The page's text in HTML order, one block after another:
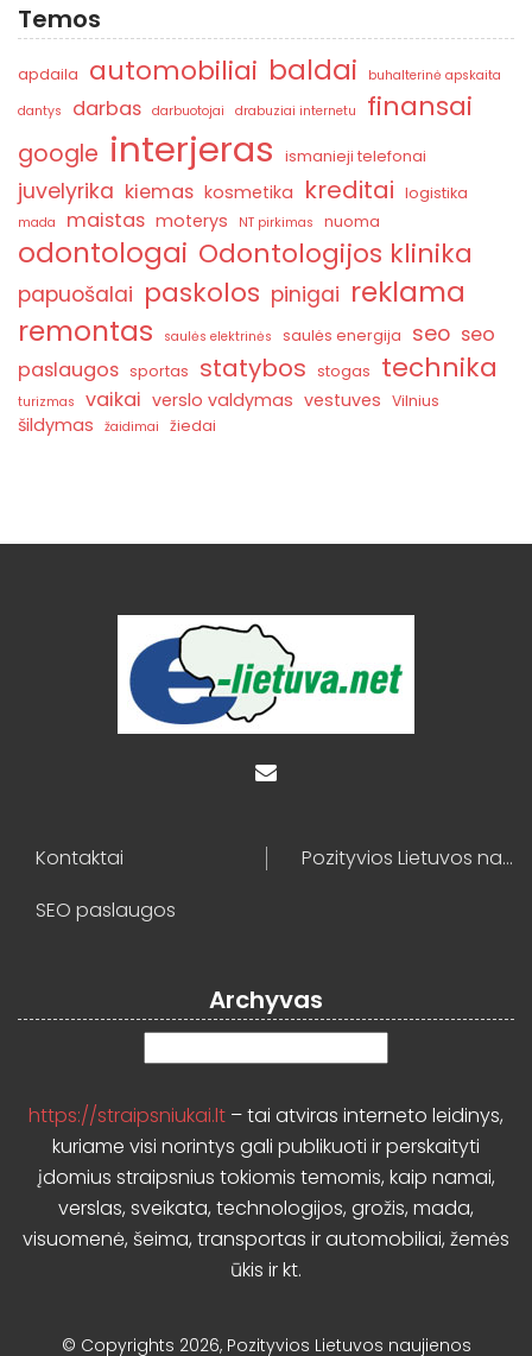
Temos
apdaila automobiliai baldai
buhalterinė apskaita
dantys
darbas darbuotojai drabuziai internetu finansai
google interjeras ismanieji telefonai
juvelyrika kiemas kosmetika kreditai logistika
mada maistas moterys NT pirkimas nuoma
odontologai Odontologijos klinika
papuošalai paskolos pinigai reklama
remontas
saulės elektrinės saulės energija seo seo
paslaugos sportas statybos stogas technika
turizmas vaikai verslo valdymas vestuves Vilnius
šildymas žaidimai žiedai
Kontaktai
Pozityvios Lietuvos naujienos
SEO paslaugos
Archyvas
https://straipsniukai.lt – tai atviras interneto leidinys,
kuriame visi norintys gali publikuoti ir perskaityti
įdomius straipsnius tokiomis temomis, kaip namai,
verslas, sveikata, technologijos, grožis, mada,
visuomenė, šeima, transportas ir automobiliai, žemės
ūkis ir kt.
© Copyrights 2026, Pozityvios Lietuvos naujienos